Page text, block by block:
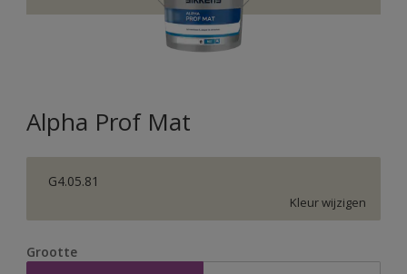
Alpha Prof Mat
G4.05.81
Kleur wijzigen
Grootte